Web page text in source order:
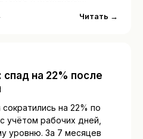
Читать →
на 22% после
на 22% по
учётом рабочих дней,
уровню. За 7 месяцев